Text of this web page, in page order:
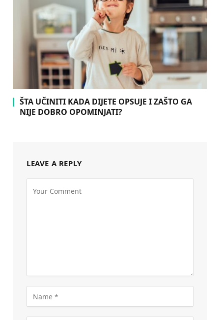
ŠTA UČINITI KADA DIJETE OPSUJE I ZAŠTO GA
NIJE DOBRO OPOMINJATI?
LEAVE A REPLY